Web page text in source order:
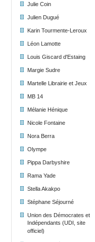
Julie Coin
Julien Dugué
Karin Tourmente-Leroux
Léon Lamotte
Louis Giscard d'Estaing
Margie Sudre
Martelle Librairie et Jeux
MB 14
Mélanie Hénique
Nicole Fontaine
Nora Berra
Olympe
Pippa Darbyshire
Rama Yade
Stella Akakpo
Stéphane Séjourné
Union des Démocrates et
Indépendants (UDI, site
officiel)